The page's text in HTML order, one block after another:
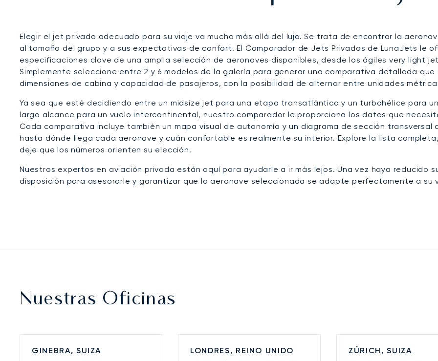
Elegir el jet privado adecuado para su viaje va mucho más allá del lujo. Se trata de encontrar la
al tamaño del grupo y a sus expectativas de confort. El Comparador de Jets Privados de LunaJets le
especificaciones clave de una amplia selección de aeronaves disponibles, desde los ágiles very light
Simplemente seleccione entre 2 y 6 modelos de la galería para generar una comparativa detallada
dimensiones de cabina y capacidad de pasajeros, con la posibilidad de alternar entre unidades
Ya sea que esté decidiendo entre un midsize jet para una etapa transatlántica y un turbohélice para
largo alcance para un vuelo intercontinental, nuestro comparador le proporciona los datos que
Cada comparativa incluye también un mapa visual de autonomía y un diagrama de sección
hasta dónde llega cada aeronave y cuán confortable es realmente su interior. Explore la lista
deje que los números orienten su elección.
Nuestros expertos en aviación privada están aquí para ayudarle a ir más lejos. Una vez haya reducido
disposición para asesorarle y garantizar que la aeronave seleccionada se adapte perfectamente a su
Nuestras Oficinas
GINEBRA, SUIZA
LONDRES, REINO UNIDO
ZÚRICH, SUIZA